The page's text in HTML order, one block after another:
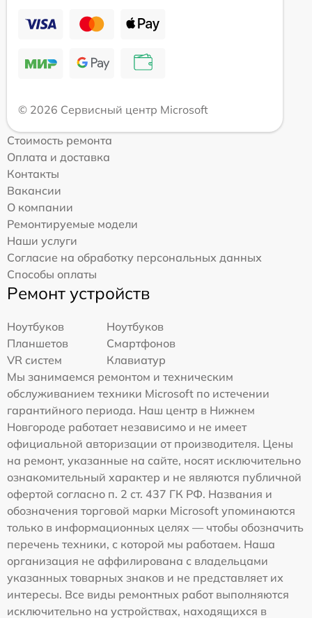
© 2026 Сервисный центр Microsoft
Стоимость ремонта
Оплата и доставка
Контакты
Вакансии
О компании
Ремонтируемые модели
Наши услуги
Согласие на обработку персональных данных
Способы оплаты
Ремонт устройств
Ноутбуков
Ноутбуков
Планшетов
Смартфонов
VR систем
Клавиатур
Мы занимаемся ремонтом и техническим
обслуживанием техники Microsoft по истечении
гарантийного периода. Наш центр в Нижнем
Новгороде работает независимо и не имеет
официальной авторизации от производителя. Цены
на ремонт, указанные на сайте, носят исключительно
ознакомительный характер и не являются публичной
офертой согласно п. 2 ст. 437 ГК РФ. Названия и
обозначения торговой марки Microsoft упоминаются
только в информационных целях — чтобы обозначить
перечень техники, с которой мы работаем. Наша
организация не аффилирована с владельцами
указанных товарных знаков и не представляет их
интересы. Все виды ремонтных работ выполняются
исключительно на устройствах, находящихся в